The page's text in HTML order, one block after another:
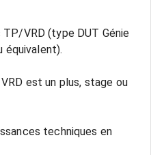
VRD (type DUT Génie
équivalent).
est un plus, stage ou
techniques en